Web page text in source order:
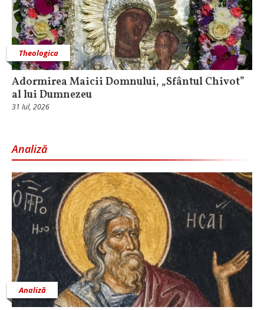
Theologica
Adormirea Maicii Domnului, „Sfântul Chivot”
al lui Dumnezeu
31 Iul, 2026
Analiză
Analiză